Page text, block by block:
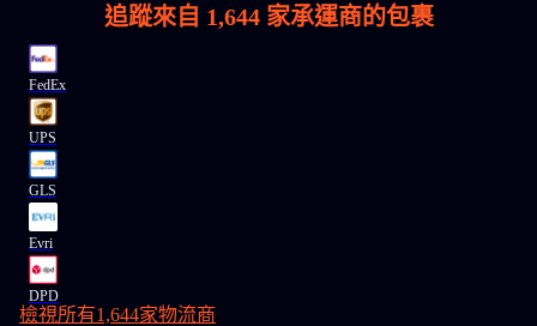
追蹤來自 1,644家承運商的包裹
FedEx
UPS
GLS
Evri
DPD
檢視所有1,644家物流商